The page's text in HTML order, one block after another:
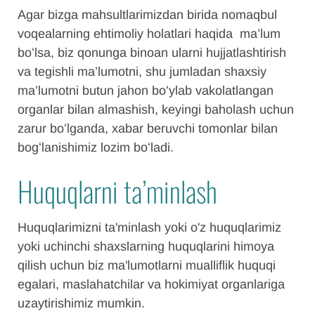
Agar bizga mahsultlarimizdan birida nomaqbul
voqealarning ehtimoliy holatlari haqida ma’lum
boʻlsa, biz qonunga binoan ularni hujjatlashtirish
va tegishli ma’lumotni, shu jumladan shaxsiy
ma’lumotni butun jahon boʻylab vakolatlangan
organlar bilan almashish, keyingi baholash uchun
zarur boʻlganda, xabar beruvchi tomonlar bilan
bogʻlanishimiz lozim boʻladi.
Huquqlarni ta’minlash
Huquqlarimizni ta'minlash yoki o'z huquqlarimiz
yoki uchinchi shaxslarning huquqlarini himoya
qilish uchun biz ma'lumotlarni mualliflik huquqi
egalari, maslahatchilar va hokimiyat organlariga
uzaytirishimiz mumkin.